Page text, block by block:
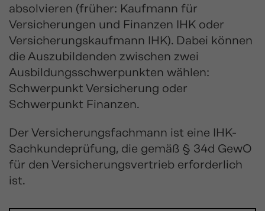
absolvieren (früher: Kaufmann für
Versicherungen und Finanzen IHK oder
Versicherungskaufmann IHK). Dabei können
die Auszubildenden zwischen zwei
Ausbildungsschwerpunkten wählen:
Schwerpunkt Versicherung oder
Schwerpunkt Finanzen.
Der Versicherungsfachmann ist eine IHK-
Sachkundeprüfung, die gemäß § 34d GewO
für den Versicherungsvertrieb erforderlich
ist.